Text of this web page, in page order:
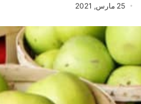
25 مارس, 2021